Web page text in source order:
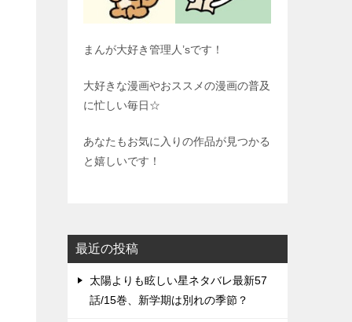
まんが大好き管理人’sです！
大好きな漫画やおススメの漫画の普及
に忙しい毎日☆
あなたもお気に入りの作品が見つかる
と嬉しいです！
最近の投稿
太陽よりも眩しい星ネタバレ最新57
話/15巻、新学期は別れの季節？